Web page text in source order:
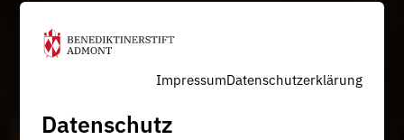
ImpressumDatenschutzerklärung
Datenschutz